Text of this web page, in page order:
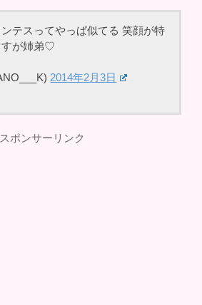
テスってやっぱ似てる 笑顔が特
すが姉弟♡
2014年2月3日
スポンサーリンク